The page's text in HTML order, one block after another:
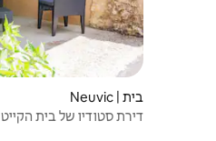
בית | Neuvic
דירת סטודיו של בית הקייט Puy de Pont